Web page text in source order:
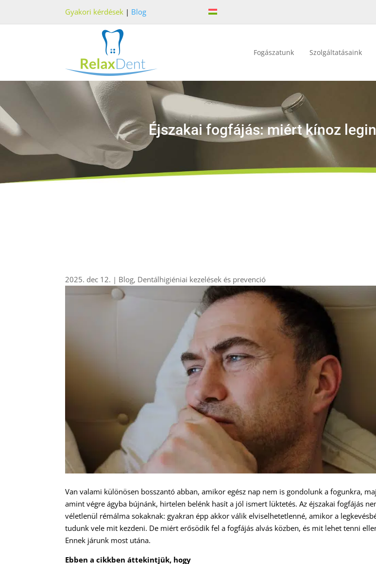
Gyakori kérdések | Blog
Fogászatunk Szolgáltatásaink
Éjszakai fogfájás: miért kínoz
2025. dec 12. | Blog, Dentálhigiéniai kezelések és prevenció
Van valami különösen bosszantó abban, amikor egész nap nem is gondolunk a fogunkra,
amint végre ágyba bújnánk, hirtelen belénk hasít a jól ismert lüktetés. Az éjszakai fogfájás
véletlenül rémálma sokaknak: gyakran épp akkor válik elviselhetetlenné, amikor a
tudunk vele mit kezdeni. De miért erősödik fel a fogfájás alvás közben, és mit lehet tenni
Ennek járunk most utána.
Ebben a cikkben áttekintjük, hogy